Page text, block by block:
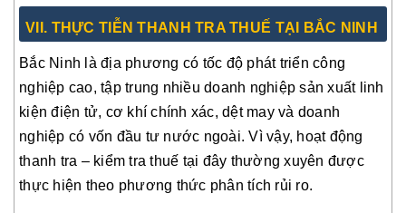
VII . THỰC TIỄN THANH TRA THUẾ TẠI BẮC NINH
Bắc Ninh là địa phương có tốc độ phát triển công
nghiệp cao, tập trung nhiều doanh nghiệp sản xuất linh
kiện điện tử, cơ khí chính xác, dệt may và doanh
nghiệp có vốn đầu tư nước ngoài. Vì vậy, hoạt động
thanh tra – kiểm tra thuế tại đây thường xuyên được
thực hiện theo phương thức phân tích rủi ro.